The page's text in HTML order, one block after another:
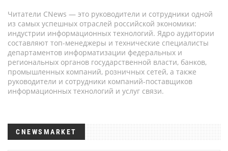
Читатели CNews — это руководители и сотрудники одной
из самых успешных отраслей российской экономики:
индустрии информационных технологий. Ядро аудитории
составляют топ-менеджеры и технические специалисты
департаментов информатизации федеральных и
региональных органов государственной власти, банков,
промышленных компаний, розничных сетей, а также
руководители и сотрудники компаний-поставщиков
информационных технологий и услуг связи.
CNEWSMARKET